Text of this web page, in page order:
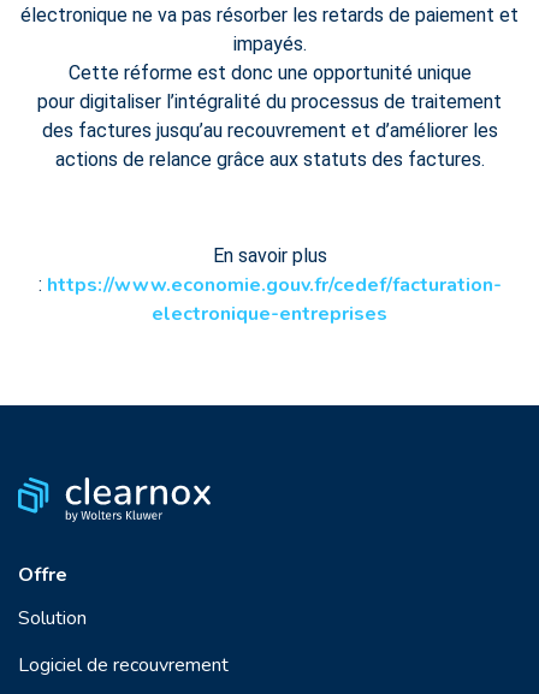
électronique ne va pas résorber les retards de paiement et
impayés​.
Cette réforme est donc une opportunité unique
pour digitaliser l’intégralité du processus de traitement
des factures jusqu’au recouvrement et d’améliorer les
actions de relance grâce aux statuts des factures.
En savoir plus
: https://www.economie.gouv.fr/cedef/facturation-
electronique-entreprises
Offre
Solution
Logiciel de recouvrement